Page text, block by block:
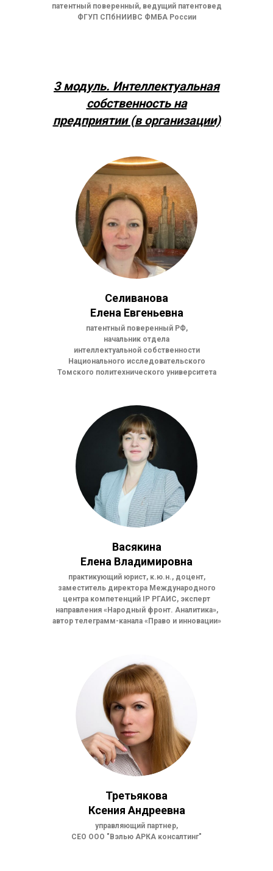
патентный поверенный, ведущий патентовед
ФГУП СПбНИИВС ФМБА России
3 модуль. Интеллектуальная
собственность на
предприятии (в организации)
Селиванова
Елена Евгеньевна
патентный поверенный РФ,
начальник отдела
интеллектуальной собственности
Национального исследовательского
Томского политехнического университета
Васякина
Елена Владимировна
практикующий юрист, к.ю.н., доцент,
заместитель директора Международного
центра компетенций IP РГАИС, эксперт
направления «Народный фронт. Аналитика»,
автор телеграмм-канала «Право и инновации»
Третьякова
Ксения Андреевна
управляющий партнер,
СЕО ООО "Вэлью АРКА консалтинг"